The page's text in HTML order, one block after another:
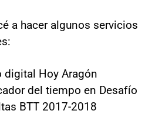
a hacer algunos servicios
digital Hoy Aragón
del tiempo en Desafío
BTT 2017-2018